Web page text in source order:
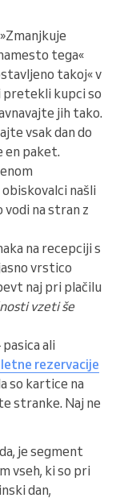
tega«
takoj« v
pretekli kupci so
jih tako.
vsak dan do
en paket.
našli
vodi na stran z
na recepciji s
vrstico
naj pri plačilu
vzeti še
ali
rezervacije
so kartice na
stranke. Naj ne
je segment
vseh, ki so pri
dan,